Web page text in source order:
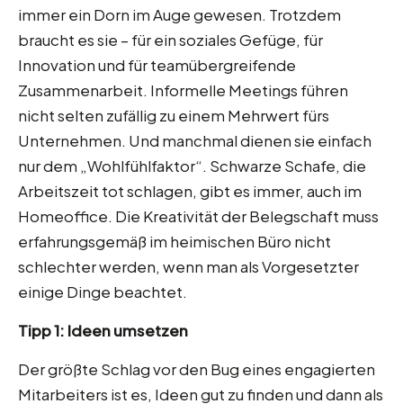
immer ein Dorn im Auge gewesen. Trotzdem
braucht es sie – für ein soziales Gefüge, für
Innovation und für teamübergreifende
Zusammenarbeit. Informelle Meetings führen
nicht selten zufällig zu einem Mehrwert fürs
Unternehmen. Und manchmal dienen sie einfach
nur dem „Wohlfühlfaktor“. Schwarze Schafe, die
Arbeitszeit tot schlagen, gibt es immer, auch im
Homeoffice. Die Kreativität der Belegschaft muss
erfahrungsgemäß im heimischen Büro nicht
schlechter werden, wenn man als Vorgesetzter
einige Dinge beachtet.
Tipp 1: Ideen umsetzen
Der größte Schlag vor den Bug eines engagierten
Mitarbeiters ist es, Ideen gut zu finden und dann als